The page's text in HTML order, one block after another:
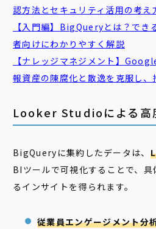
認方法とセキュリティ活用の考え
【入門編】 BigQueryとは？でき
者向けにわかりやすく解説
【ナレッジマネジメント 】
報資産の陳腐化と散逸を克服し
Looker Studioによる高
BigQueryに集約したデータは、
BIツールで可視化することで、
るインサイトを得られます。
従業員エンゲージメント分